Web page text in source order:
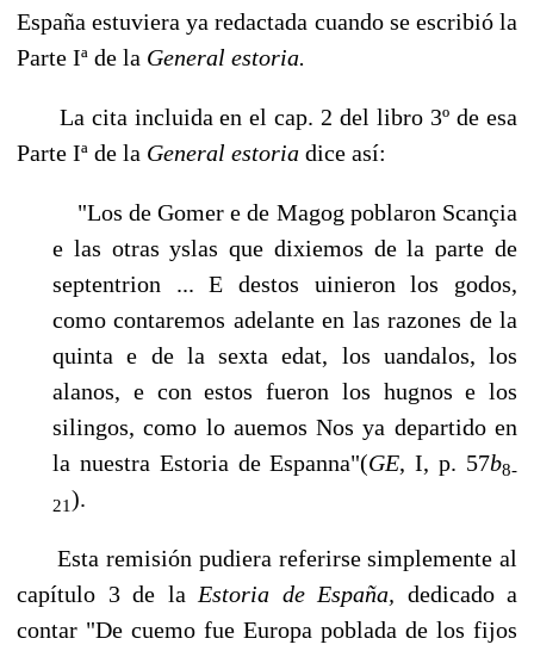
España estuviera ya redactada cuando se escri­bió la
Parte Iª de la General estoria.
La cita incluida en el cap. 2 del libro 3º de esa
Parte Iª de la General estoria dice así:
"Los de Gomer e de Magog poblaron Scançia
e las otras yslas que dixiemos de la parte de
septentrion ... E destos uinieron los godos,
como contaremos adelante en las razones de la
quinta e de la sexta edat, los uandalos, los
alanos, e con estos fueron los hugnos e los
silin­gos, como lo auemos Nos ya departido en
la nuestra Estoria de Espanna"(GE, I, p. 57b8-
21).
Esta remisión pudiera referirse simplemente al
capítulo 3 de la Estoria de España, dedicado a
contar "De cuemo fue Europa poblada de los fijos